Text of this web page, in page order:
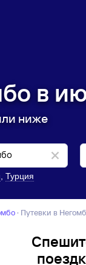
в
ниже
Турция
· Путевки в